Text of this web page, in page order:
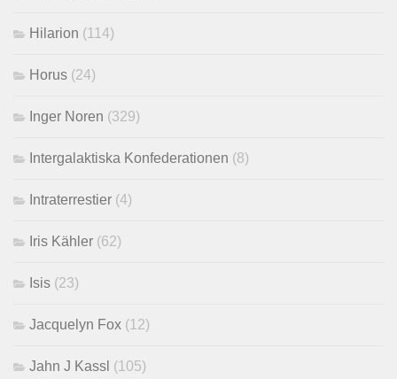
Hilarion (114)
Horus (24)
Inger Noren (329)
Intergalaktiska Konfederationen (8)
Intraterrestier (4)
Iris Kähler (62)
Isis (23)
Jacquelyn Fox (12)
Jahn J Kassl (105)